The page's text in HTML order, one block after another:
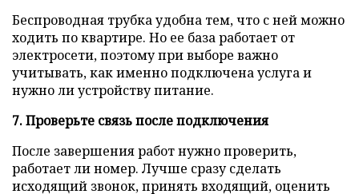
Беспроводная трубка удобна тем, что с ней можно
ходить по квартире. Но ее база работает от
электросети, поэтому при выборе важно
учитывать, как именно подключена услуга и
нужно ли устройству питание.
7. Проверьте связь после подключения
После завершения работ нужно проверить,
работает ли номер. Лучше сразу сделать
исходящий звонок, принять входящий, оценить